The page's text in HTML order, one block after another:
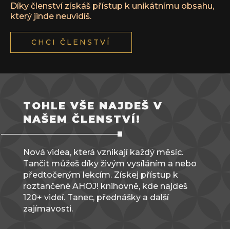
Díky členství získáš přístup k unikátnímu obsahu,
který jinde neuvidíš.
CHCI ČLENSTVÍ
TOHLE VŠE NAJDEŠ V
NAŠEM ČLENSTVÍ!
Nová videa, která vznikají každý měsíc.
Tančit můžeš díky živým vysíláním a nebo
předtočeným lekcím. Získej přístup k
roztančené AHOJ! knihovně, kde najdeš
120+ videí. Tanec, přednášky a další
zajímavosti.